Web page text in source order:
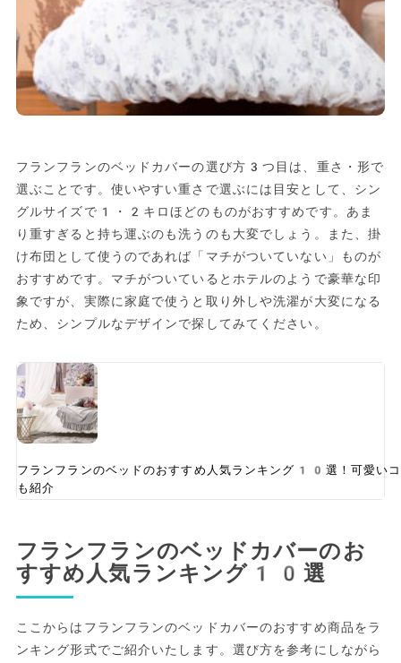
フランフランのベッドカバーの選び方3つ目は、重さ・形で
選ぶことです。使いやすい重さで選ぶには目安として、シン
グルサイズで1・2キロほどのものがおすすめです。あま
り重すぎると持ち運ぶのも洗うのも大変でしょう。また、掛
け布団として使うのであれば「マチがついていない」ものが
おすすめです。マチがついているとホテルのようで豪華な印
象ですが、実際に家庭で使うと取り外しや洗濯が大変になる
ため、シンプルなデザインで探してみてください。
フランフランのベッドのおすすめ人気ランキング10選！可愛い
も紹介
フランフランのベッドカバーのお
すすめ人気ランキング10選
ここからはフランフランのベッドカバーのおすすめ商品をラ
ンキング形式でご紹介いたします。選び方を参考にしながら